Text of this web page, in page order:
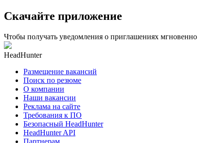
Скачайте приложение
Чтобы получать уведомления о приглашениях мгновенно
HeadHunter
Размещение вакансий
Поиск по резюме
О компании
Наши вакансии
Реклама на сайте
Требования к ПО
Безопасный HeadHunter
HeadHunter API
Партнерам